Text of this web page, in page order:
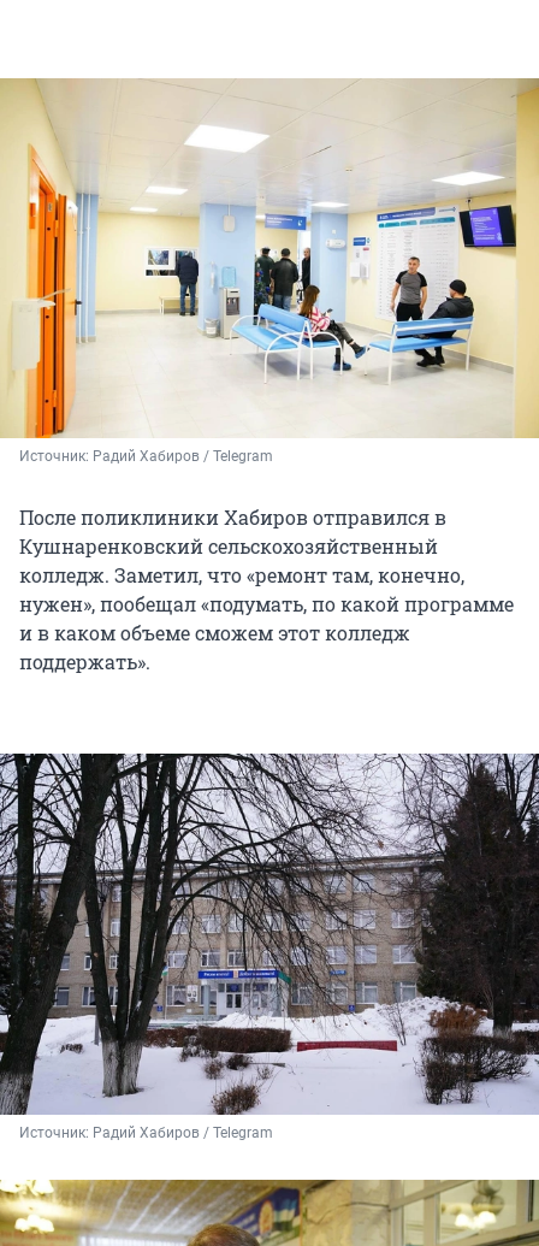
Источник: Радий Хабиров / Telegram
После поликлиники Хабиров отправился в
Кушнаренковский сельскохозяйственный
колледж. Заметил, что «ремонт там, конечно,
нужен», пообещал «подумать, по какой программе
и в каком объеме сможем этот колледж
поддержать».
Источник: Радий Хабиров / Telegram